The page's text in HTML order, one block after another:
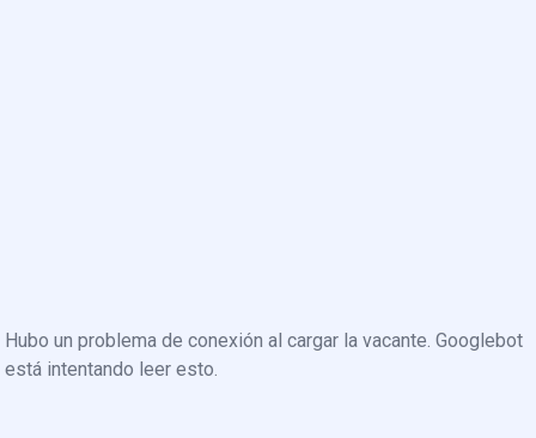
Hubo un problema de conexión al cargar la vacante. Googlebot
está intentando leer esto.